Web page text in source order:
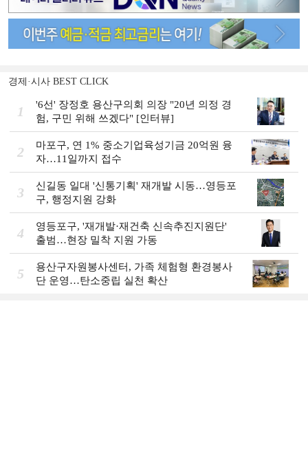
경제·시사 BEST CLICK
1
'6선' 장정호 용산구의회 의장 "20년 의정 경
험, 구민 위해 쓰겠다" [인터뷰]
2
마포구, 연 1% 중소기업육성기금 20억원 융
자…11일까지 접수
3
신길동 일대 '신통기획' 재개발 시동…영등포
구, 행정지원 강화
4
영등포구, '재개발·재건축 신속추진지원단'
출범…현장 밀착 지원 가동
5
용산구자원봉사센터, 가족 체험형 환경봉사
단 운영…탄소중립 실천 확산